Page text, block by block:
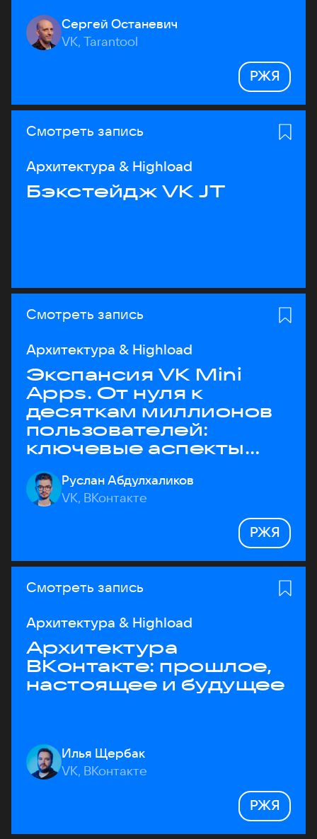
Сергей Останевич
VK, Tarantool
РЖЯ
Смотреть запись
Архитектура & Highload
Бэкстейдж VK JT
Смотреть запись
Архитектура & Highload
Экспансия VK Mini
Apps. От нуля к
десяткам миллионов
пользователей:
ключевые аспекты
архитектуры
Руслан Абдулхаликов
VK, ВКонтакте
РЖЯ
Смотреть запись
Архитектура & Highload
Архитектура
ВКонтакте: прошлое,
настоящее и будущее
Илья Щербак
VK, ВКонтакте
РЖЯ